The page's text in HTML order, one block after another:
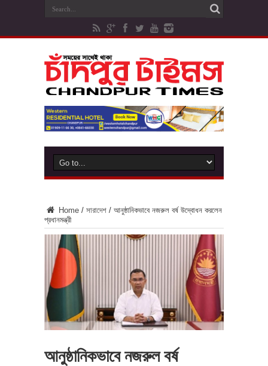
Home / সারাদেশ / আনুষ্ঠানিকভাবে নজরুল বর্ষ উদ্বোধন করলেন
প্রধানমন্ত্রী
আনুষ্ঠানিকভাবে নজরুল বর্ষ